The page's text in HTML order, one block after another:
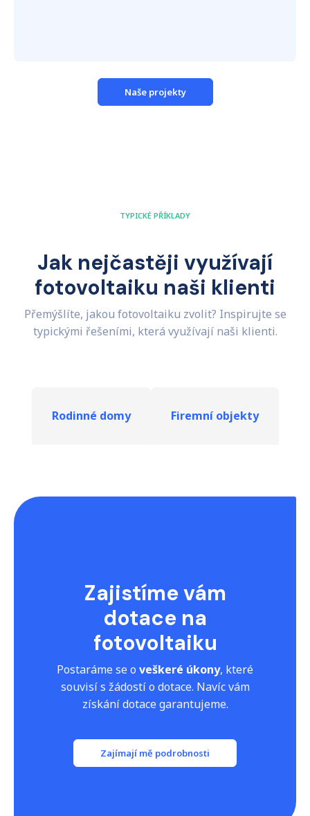
Naše projekty
TYPICKÉ PŘÍKLADY
Jak nejčastěji využívají
fotovoltaiku naši klienti
Přemýšlíte, jakou fotovoltaiku zvolit? Inspirujte se
typickými řešeními, která využívají naši klienti.
Rodinné domy Firemní objekty
Zajistíme vám
dotace na
fotovoltaiku
Postaráme se o veškeré úkony, které
souvisí s žádostí o dotace. Navíc vám
získání dotace garantujeme.
Zajímají mě podrobnosti